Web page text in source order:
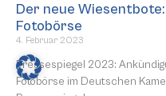
Der neue
Fotobörse
4. Februar 2023
Pressespiegel 2023:
Fotobörse im Deutschen